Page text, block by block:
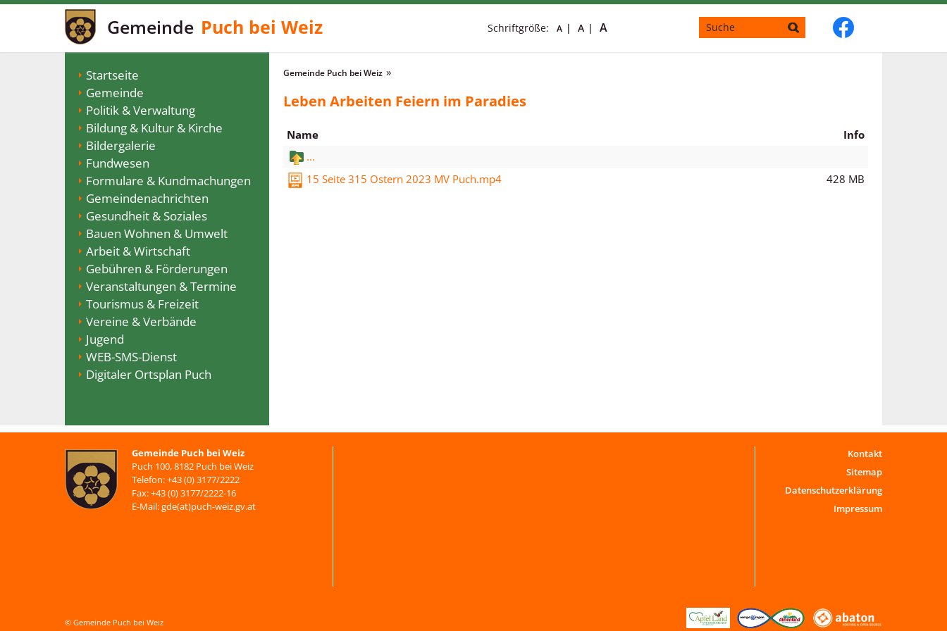
Gemeinde Puch bei Weiz Schriftgröße: A A A
Startseite
Gemeinde
Politik & Verwaltung
Bildung & Kultur & Kirche
Bildergalerie
Fundwesen
Formulare & Kundmachungen
Gemeindenachrichten
Gesundheit & Soziales
Bauen Wohnen & Umwelt
Arbeit & Wirtschaft
Gebühren & Förderungen
Veranstaltungen & Termine
Tourismus & Freizeit
Vereine & Verbände
Jugend
WEB-SMS-Dienst
Digitaler Ortsplan Puch
Gemeinde Puch bei Weiz
Leben Arbeiten Feiern im Paradies
Name
Info
...
15 Seite 315 Ostern 2023 MV Puch.mp4
428 MB
Gemeinde Puch bei Weiz
Puch 100, 8182 Puch bei Weiz
Telefon: +43 (0) 3177/2222
Fax: +43 (0) 3177/2222-16
E-Mail: gde(at)puch-weiz.gv.at
Kontakt
Sitemap
Datenschutzerklärung
Impressum
© Gemeinde Puch bei Weiz